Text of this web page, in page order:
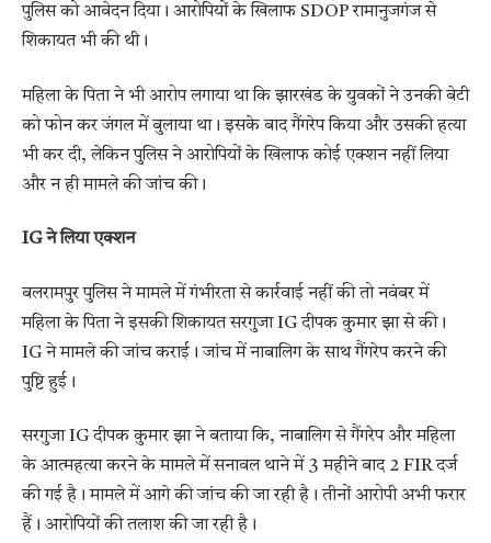
पुलिस को आवेदन दिया। आरोपियों के खिलाफ SDOP रामानुजगंज से
शिकायत भी की थी।
महिला के पिता ने भी आरोप लगाया था कि झारखंड के युवकों ने उनकी बेटी
को फोन कर जंगल में बुलाया था। इसके बाद गैंगरेप किया और उसकी हत्या
भी कर दी, लेकिन पुलिस ने आरोपियों के खिलाफ कोई एक्शन नहीं लिया
और न ही मामले की जांच की।
IG ने लिया एक्शन
बलरामपुर पुलिस ने मामले में गंभीरता से कार्रवाई नहीं की तो नवंबर में
महिला के पिता ने इसकी शिकायत सरगुजा IG दीपक कुमार झा से की।
IG ने मामले की जांच कराई। जांच में नाबालिग के साथ गैंगरेप करने की
पुष्टि हुई।
सरगुजा IG दीपक कुमार झा ने बताया कि, नाबालिग से गैंगरेप और महिला
के आत्महत्या करने के मामले में सनावल थाने में 3 महीने बाद 2 FIR दर्ज
की गई है। मामले में आगे की जांच की जा रही है। तीनों आरोपी अभी फरार
हैं। आरोपियों की तलाश की जा रही है।